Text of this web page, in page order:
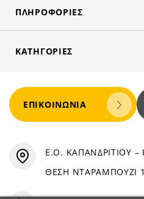
ΠΛΗΡΟΦΟΡΊΕΣ
ΚΑΤΗΓΟΡΊΕΣ
ΕΠΙΚΟΙΝΩΝΊΑ
Ε.Ο. ΚΑΠΑΝΔΡΙΤΙΟΥ
ΘΕΣΗ ΝΤΑΡΑΜΠΟΥΖΙ